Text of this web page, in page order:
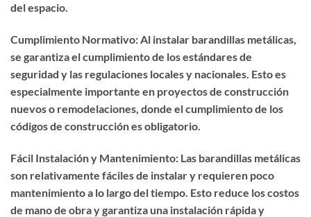
del espacio.
Cumplimiento Normativo: Al instalar barandillas metálicas,
se garantiza el cumplimiento de los estándares de
seguridad y las regulaciones locales y nacionales. Esto es
especialmente importante en proyectos de construcción
nuevos o remodelaciones, donde el cumplimiento de los
códigos de construcción es obligatorio.
Fácil Instalación y Mantenimiento: Las barandillas metálicas
son relativamente fáciles de instalar y requieren poco
mantenimiento a lo largo del tiempo. Esto reduce los costos
de mano de obra y garantiza una instalación rápida y